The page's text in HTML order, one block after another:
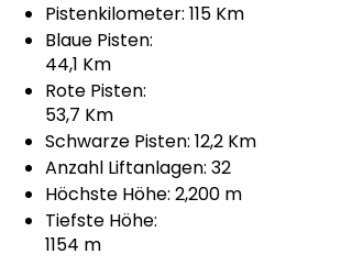
Pistenkilometer: 115 Km
Blaue Pisten:
44,1 Km
Rote Pisten:
53,7 Km
Schwarze Pisten: 12,2 Km
Anzahl Liftanlagen: 32
Höchste Höhe: 2,200 m
Tiefste Höhe:
1154 m